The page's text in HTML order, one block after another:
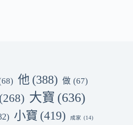
他 (388) 做 (67)
(268) 大寶 (636)
小寶 (419) 成家 (14)